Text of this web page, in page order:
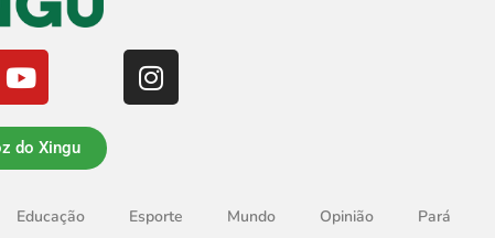
do Xingu
Educação Esporte Mundo Opinião Pará